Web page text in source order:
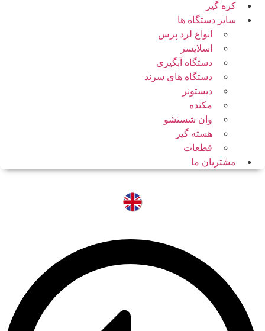
کره گیر
سایر دستگاه ها
انواع لرد پرس
اسلایسر
دستگاه آبگیری
دستگاه های سرند
دیستونر
مکنده
وان شستشو
هسته گیر
قطعات
مشتریان ما